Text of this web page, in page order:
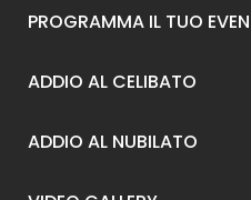
PROGRAMMA IL TUO
ADDIO AL CELIBATO
ADDIO AL NUBILATO